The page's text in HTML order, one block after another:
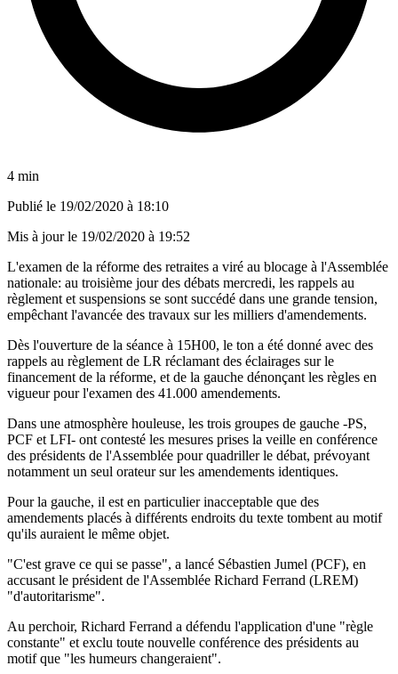
4 min
Publié le 19/02/2020 à 18:10
Mis à jour le 19/02/2020 à 19:52
L'examen de la réforme des retraites a viré au blocage à l'Assemblée
nationale: au troisième jour des débats mercredi, les rappels au
règlement et suspensions se sont succédé dans une grande tension,
empêchant l'avancée des travaux sur les milliers d'amendements.
Dès l'ouverture de la séance à 15H00, le ton a été donné avec des
rappels au règlement de LR réclamant des éclairages sur le
financement de la réforme, et de la gauche dénonçant les règles en
vigueur pour l'examen des 41.000 amendements.
Dans une atmosphère houleuse, les trois groupes de gauche -PS,
PCF et LFI- ont contesté les mesures prises la veille en conférence
des présidents de l'Assemblée pour quadriller le débat, prévoyant
notamment un seul orateur sur les amendements identiques.
Pour la gauche, il est en particulier inacceptable que des
amendements placés à différents endroits du texte tombent au motif
qu'ils auraient le même objet.
"C'est grave ce qui se passe", a lancé Sébastien Jumel (PCF), en
accusant le président de l'Assemblée Richard Ferrand (LREM)
"d'autoritarisme".
Au perchoir, Richard Ferrand a défendu l'application d'une "règle
constante" et exclu toute nouvelle conférence des présidents au
motif que "les humeurs changeraient".